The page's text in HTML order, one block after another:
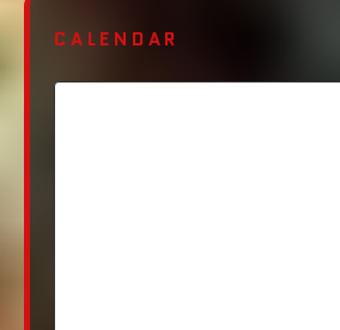
CALENDAR